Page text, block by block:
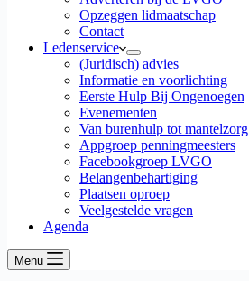
Opzeggen lidmaatschap
Contact
Ledenservice
(Juridisch) advies
Informatie en voorlichting
Eerste Hulp Bij Ongenoegen
Evenementen
Van burenhulp tot mantelzorg
Appgroep penningmeesters
Facebookgroep LVGO
Belangenbehartiging
Plaatsen oproep
Veelgestelde vragen
Agenda
Menu